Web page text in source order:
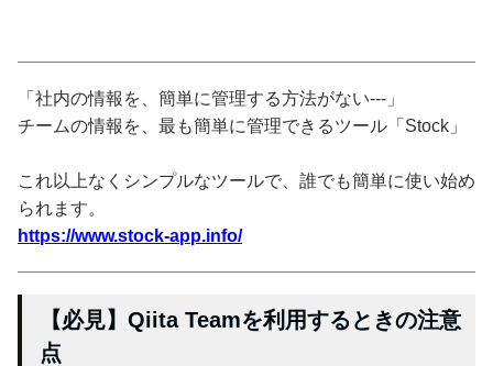
「社内の情報を、簡単に管理する方法がない---」
チームの情報を、最も簡単に管理できるツール「Stock」
これ以上なくシンプルなツールで、誰でも簡単に使い始め
られます。
https://www.stock-app.info/
【必見】Qiita Teamを利用するときの注意
点